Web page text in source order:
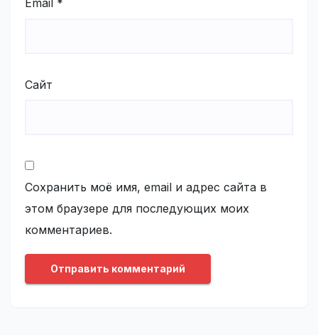
Email *
Сайт
Сохранить моё имя, email и адрес сайта в
этом браузере для последующих моих
комментариев.